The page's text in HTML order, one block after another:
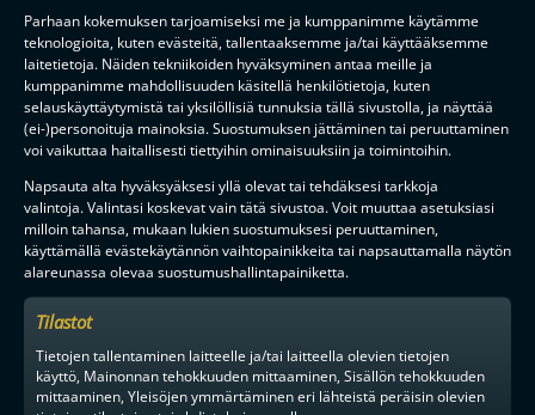
Parhaan kokemuksen tarjoamiseksi me ja kumppanimme käytämme
teknologioita, kuten evästeitä, tallentaaksemme ja/tai käyttääksemme
laitetietoja. Näiden tekniikoiden hyväksyminen antaa meille ja
kumppanimme mahdollisuuden käsitellä henkilötietoja, kuten
selauskäyttäytymistä tai yksilöllisiä tunnuksia tällä sivustolla, ja näyttää
(ei-)personoituja mainoksia. Suostumuksen jättäminen tai peruuttaminen
voi vaikuttaa haitallisesti tiettyihin ominaisuuksiin ja toimintoihin.
Napsauta alta hyväksyäksesi yllä olevat tai tehdäksesi tarkkoja
valintoja. Valintasi koskevat vain tätä sivustoa. Voit muuttaa asetuksiasi
milloin tahansa, mukaan lukien suostumuksesi peruuttaminen,
käyttämällä evästekäytännön vaihtopainikkeita tai napsauttamalla näytön
alareunassa olevaa suostumushallintapainiketta.
Tilastot
Tietojen tallentaminen laitteelle ja/tai laitteella olevien tietojen
käyttö, Mainonnan tehokkuuden mittaaminen, Sisällön tehokkuuden
mittaaminen, Yleisöjen ymmärtäminen eri lähteistä peräisin olevien